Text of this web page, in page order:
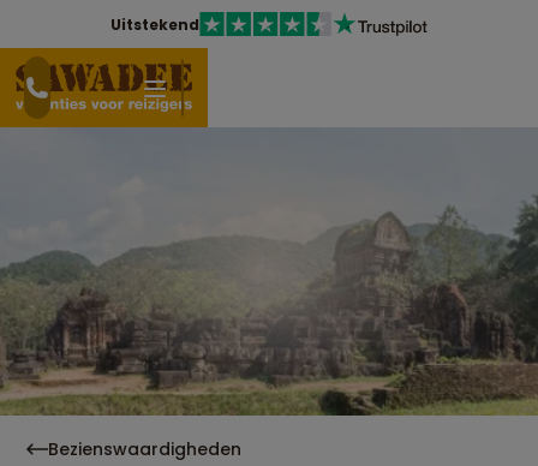
Uitstekend
Bezienswaardigheden